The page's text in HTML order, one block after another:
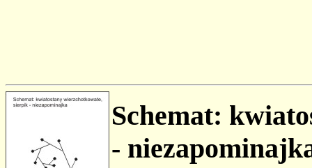
Schemat:
-